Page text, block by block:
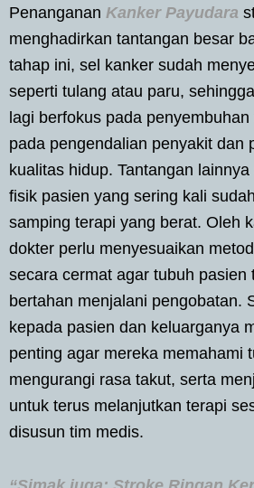
Penanganan Kanker Payudara
menghadirkan tantangan besar
tahap ini, sel kanker sudah
seperti tulang atau paru,
lagi berfokus pada
pada pengendalian penyakit dan
kualitas hidup. Tantangan
fisik pasien yang sering kali
samping terapi yang berat. Oleh
dokter perlu menyesuaikan
secara cermat agar tubuh pasien
bertahan menjalani pengobatan.
kepada pasien dan keluarganya
penting agar mereka memahami
mengurangi rasa takut, serta
untuk terus melanjutkan terapi
disusun tim medis.